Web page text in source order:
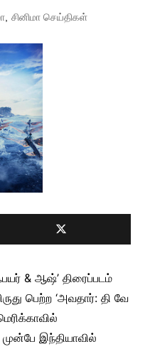
, சினிமா செய்திகள்
& ஆஷ்’ திரைப்படம்
பெற்ற ‘அவதார்: தி வே
இந்தியாவில்